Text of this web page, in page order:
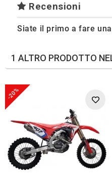
Recensioni
Siate il primo a fare
1 ALTRO PRODOTTO
-20%